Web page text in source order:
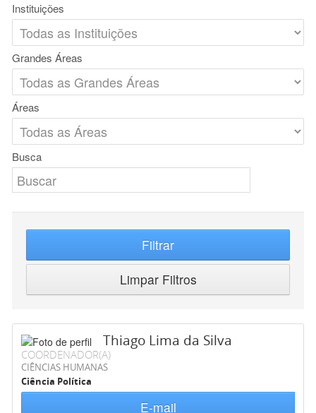
Instituições
Grandes Áreas
Áreas
Busca
Filtrar
Limpar Filtros
Thiago Lima da Silva
COORDENADOR(A)
CIÊNCIAS HUMANAS
Ciência Política
E-mail